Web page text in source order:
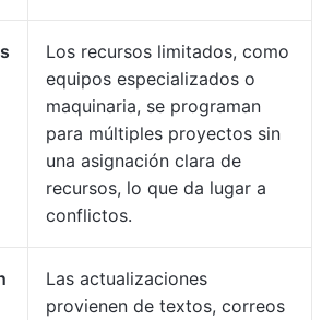
Los recursos limitados, como
equipos especializados o
maquinaria, se programan
para múltiples proyectos sin
una asignación clara de
recursos, lo que da lugar a
conflictos.
Las actualizaciones
provienen de textos, correos